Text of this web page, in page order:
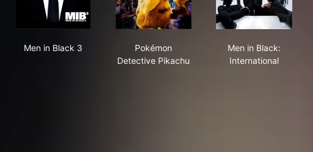
Men in Black 3
Pokémon
Detective Pikachu
Men in Black:
International